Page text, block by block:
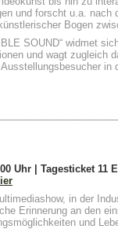
und forscht u.a.
Bogen
SOUND“ widmet
und wagt zugleich
Uhr
Tagesticket 11
in der
Erinnerung an den
und